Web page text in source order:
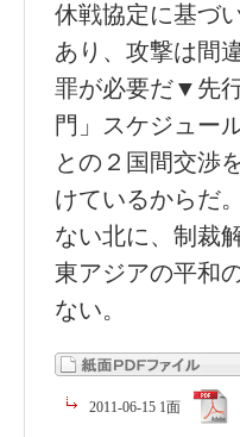
休戦協定に基づ
あり、攻撃は間
罪が必要だ▼先
門」スケジュー
との２国間交渉
けているからだ
ない北に、制裁
東アジアの平和
ない。
2011-06-15 1面